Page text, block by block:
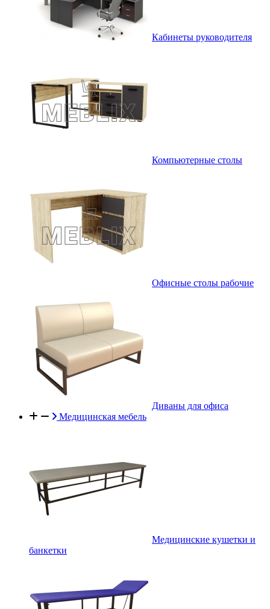
Кабинеты руководителя
Компьютерные столы
Офисные столы рабочие
Диваны для офиса
Медицинская мебель
Медицинские кушетки и
банкетки